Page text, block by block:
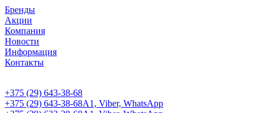
Бренды
Акции
Компания
Новости
Информация
Контакты
+375 (29) 643-38-68
+375 (29) 643-38-68А1, Viber, WhatsApp